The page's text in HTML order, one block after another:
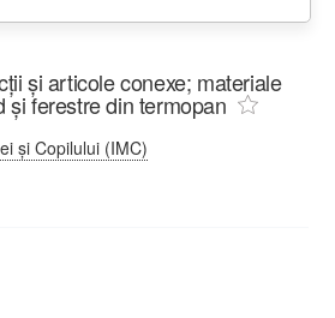
și articole conexe; materiale
și ferestre din termopan
și Copilului (IMC)